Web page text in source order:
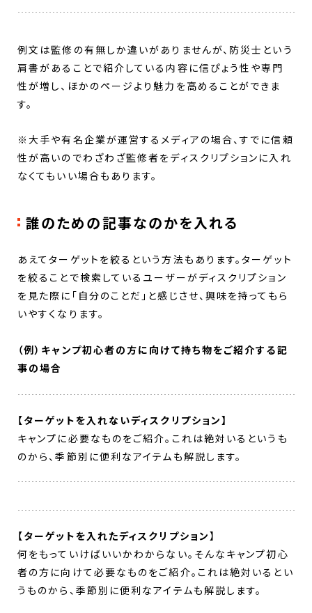
例文は監修の有無しか違いがありませんが、防災士という
肩書があることで紹介している内容に信ぴょう性や専門
性が増し、ほかのページより魅力を高めることができま
す。
※大手や有名企業が運営するメディアの場合、すでに信頼
性が高いのでわざわざ監修者をディスクリプションに入れ
なくてもいい場合もあります。
誰のための記事なのかを入れる
あえてターゲットを絞るという方法もあります。ターゲット
を絞ることで検索しているユーザーがディスクリプション
を見た際に「自分のことだ」と感じさせ、興味を持ってもら
いやすくなります。
（例）キャンプ初心者の方に向けて持ち物をご紹介する記
事の場合
【ターゲットを入れないディスクリプション】
キャンプに必要なものをご紹介。これは絶対いるというも
のから、季節別に便利なアイテムも解説します。
【ターゲットを入れたディスクリプション】
何をもっていけばいいかわからない。そんなキャンプ初心
者の方に向けて必要なものをご紹介。これは絶対いるとい
うものから、季節別に便利なアイテムも解説します。